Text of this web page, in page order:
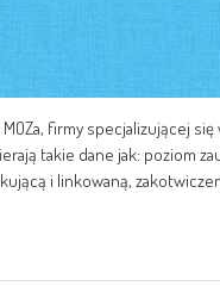
firmy specjalizującej
takie dane jak: poziom
i linkowaną,